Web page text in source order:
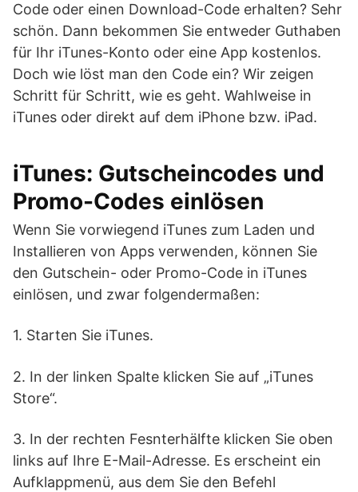
Code oder einen Download-Code erhalten? Sehr
schön. Dann bekommen Sie entweder Guthaben
für Ihr iTunes-Konto oder eine App kostenlos.
Doch wie löst man den Code ein? Wir zeigen
Schritt für Schritt, wie es geht. Wahlweise in
iTunes oder direkt auf dem iPhone bzw. iPad.
iTunes: Gutscheincodes und
Promo-Codes einlösen
Wenn Sie vorwiegend iTunes zum Laden und
Installieren von Apps verwenden, können Sie
den Gutschein- oder Promo-Code in iTunes
einlösen, und zwar folgendermaßen:
1. Starten Sie iTunes.
2. In der linken Spalte klicken Sie auf „iTunes
Store“.
3. In der rechten Fesnterhälfte klicken Sie oben
links auf Ihre E-Mail-Adresse. Es erscheint ein
Aufklappmenü, aus dem Sie den Befehl